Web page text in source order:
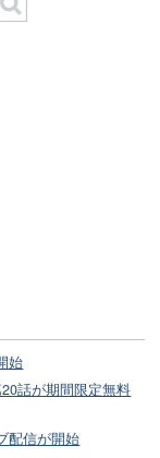
始
話が期間限定無料
配信が開始